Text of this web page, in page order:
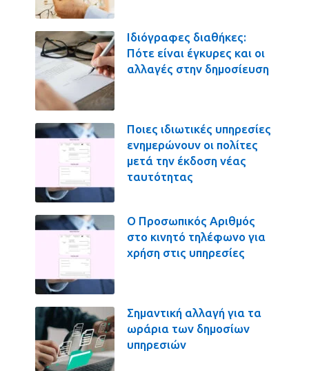
Ιδιόγραφες διαθήκες:
Πότε είναι έγκυρες και οι
αλλαγές στην δημοσίευση
Ποιες ιδιωτικές υπηρεσίες
ενημερώνουν οι πολίτες
μετά την έκδοση νέας
ταυτότητας
Ο Προσωπικός Αριθμός
στο κινητό τηλέφωνο για
χρήση στις υπηρεσίες
Σημαντική αλλαγή για τα
ωράρια των δημοσίων
υπηρεσιών